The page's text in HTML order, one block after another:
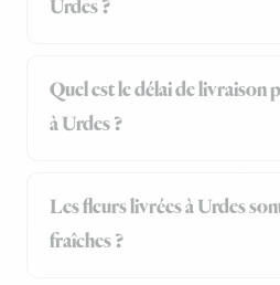
Urdes ?
Quel est le délai de livraison
à Urdes ?
Les fleurs livrées à Urdes
fraîches ?